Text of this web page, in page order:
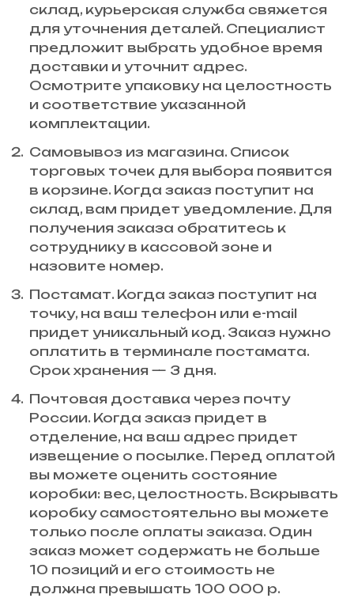
склад, курьерская служба свяжется
для уточнения деталей. Специалист
предложит выбрать удобное время
доставки и уточнит адрес.
Осмотрите упаковку на целостность
и соответствие указанной
комплектации.
Самовывоз из магазина. Список
торговых точек для выбора появится
в корзине. Когда заказ поступит на
склад, вам придет уведомление. Для
получения заказа обратитесь к
сотруднику в кассовой зоне и
назовите номер.
Постамат. Когда заказ поступит на
точку, на ваш телефон или e-mail
придет уникальный код. Заказ нужно
оплатить в терминале постамата.
Срок хранения — 3 дня.
Почтовая доставка через почту
России. Когда заказ придет в
отделение, на ваш адрес придет
извещение о посылке. Перед оплатой
вы можете оценить состояние
коробки: вес, целостность. Вскрывать
коробку самостоятельно вы можете
только после оплаты заказа. Один
заказ может содержать не больше
10 позиций и его стоимость не
должна превышать 100 000 р.